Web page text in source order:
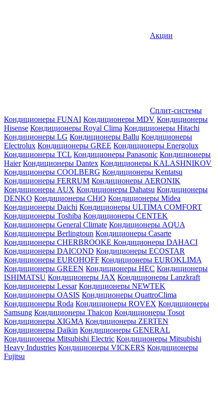
Акции
Сплит-системы
Кондиционеры FUNAI Кондиционеры MDV Кондиционеры
Hisense Кондиционеры Royal Clima Кондиционеры Hitachi
Кондиционеры LG Кондиционеры Ballu Кондиционеры
Electrolux Кондиционеры GREE Кондиционеры Energolux
Кондиционеры TCL Кондиционеры Panasonic Кондиционеры
Haier Кондиционеры Dantex Кондиционеры KALASHNIKOV
Кондиционеры СOOLBERG Кондиционеры Kentatsu
Кондиционеры FERRUM Кондиционеры AERONIK
Кондиционеры AUX Кондиционеры Dahatsu Кондиционеры
DENKO Кондиционеры CHiQ Кондиционеры Midea
Кондиционеры Daichi Кондиционеры ULTIMA COMFORT
Кондиционеры Toshiba Кондиционеры CENTEK
Кондиционеры General Climate Кондиционеры AQUA
Кондиционеры Berlingtoun Кондиционеры Casarte
Кондиционеры CHERBROOKE Кондиционеры DAHACI
Кондиционеры DAICOND Кондиционеры ECOSTAR
Кондиционеры EUROHOFF Кондиционеры EUROKLIMA
Кондиционеры GREEN Кондиционеры HEC Кондиционеры
ISHIMATSU Кондиционеры JAX Кондиционеры Lanzkraft
Кондиционеры Lessar Кондиционеры NEWTEK
Кондиционеры OASIS Кондиционеры QuattroClima
Кондиционеры Roda Кондиционеры ROVEX Кондиционеры
Samsung Кондиционеры Thaicon Кондиционеры Tosot
Кондиционеры XIGMA Кондиционеры ZERTEN
Кондиционеры Daikin Кондиционеры GENERAL
Кондиционеры Mitsubishi Electric Кондиционеры Mitsubishi
Heavy Industries Кондиционеры VICKERS Кондиционеры
Fujitsu